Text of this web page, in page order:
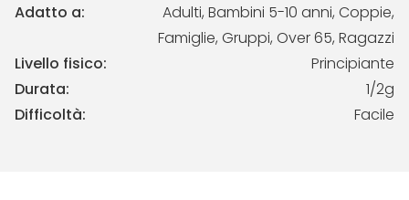
Adatto a:
Adulti, Bambini 5-10 anni, Coppie,
Famiglie, Gruppi, Over 65, Ragazzi
Livello fisico:
Principiante
Durata:
1/2g
Difficoltà:
Facile